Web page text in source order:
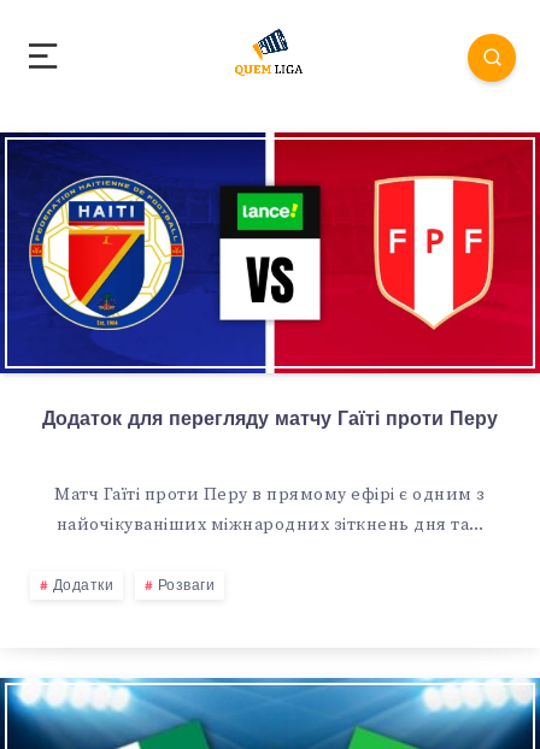
Додаток для перегляду матчу Гаїті проти Перу
Матч Гаїті проти Перу в прямому ефірі є одним з
найочікуваніших міжнародних зіткнень дня та…
Додатки Розваги